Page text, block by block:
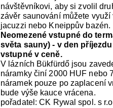
návštěvníkovi, aby si zvolil
závěr saunování můžete
jacuzzi nebo Kneippův bazén.
Neomezené vstupné do
světa sauny) - v den
vstupné v ceně.
V lázních Bükfürdő jsou
náramky činí 2000 HUF nebo
náramek pouze po zaplacení
bude výše kauce vrácena.
pořadatel: CK Rywal spol. s